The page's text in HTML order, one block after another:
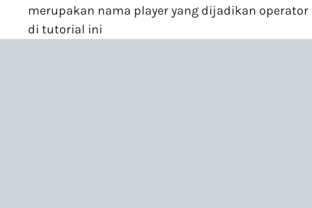
merupakan nama player yang dijadikan operator
di tutorial ini